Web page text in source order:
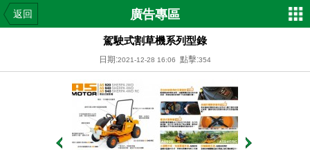
返回 廣告專區
駕駛式割草機系列型錄
日期:2021-12-28 16:06 點擊:354